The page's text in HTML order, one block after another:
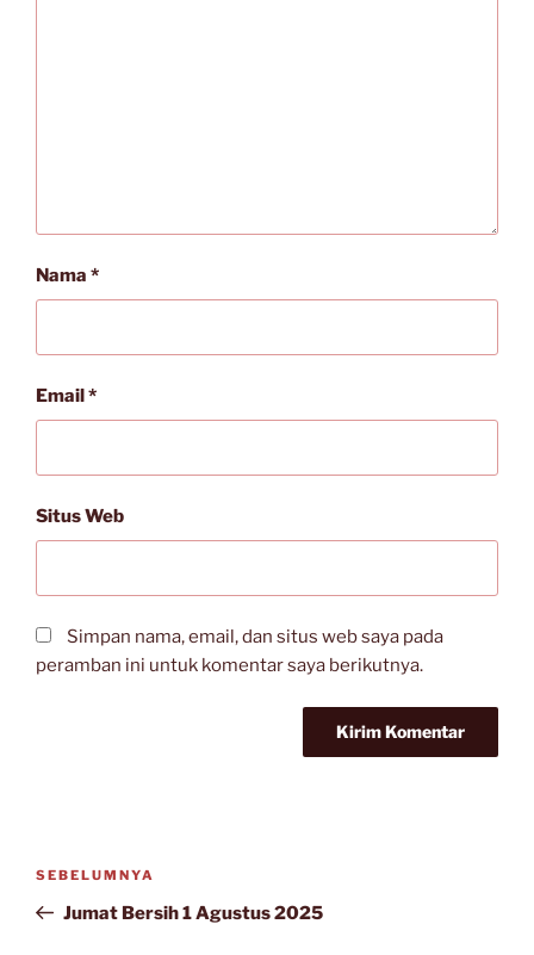
Nama *
Email*
Situs Web
Simpan nama, email, dan situs web saya pada
peramban ini untuk komentar saya berikutnya.
Pos
Sebelumnya
SEBELUMNYA
Jumat Bersih 1 Agustus 2025